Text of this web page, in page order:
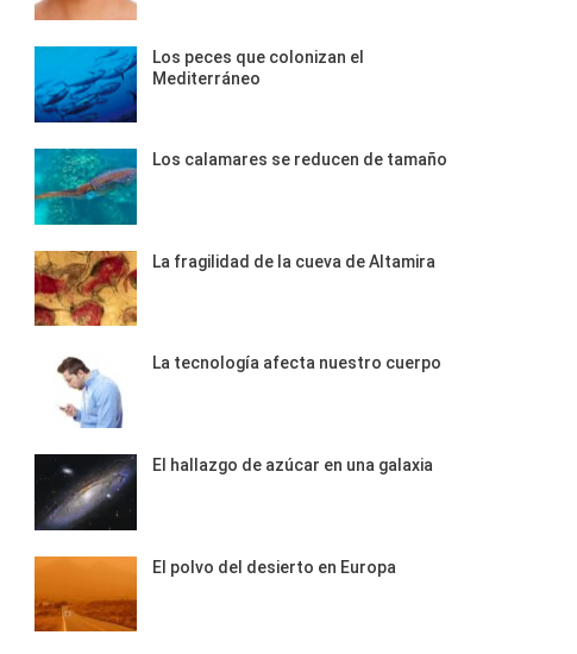
Los peces que colonizan el
Mediterráneo
Los calamares se reducen de tamaño
La fragilidad de la cueva de Altamira
La tecnología afecta nuestro cuerpo
El hallazgo de azúcar en una galaxia
El polvo del desierto en Europa